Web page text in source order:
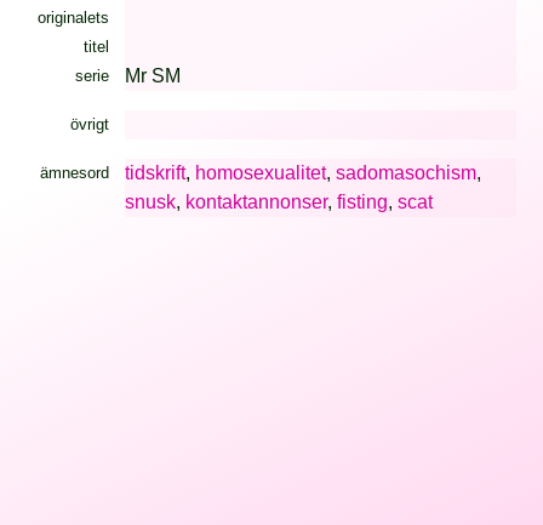
originalets
titel
serie
Mr SM
övrigt
ämnesord tidskrift, homosexualitet, sadomasochism,
snusk, kontaktannonser, fisting, scat